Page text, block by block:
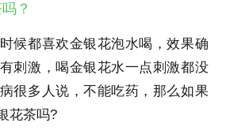
？
候都喜欢金银花泡水喝，效果确
刺激，喝金银花水一点刺激都没
很多人说，不能吃药，那么如果
花茶吗?